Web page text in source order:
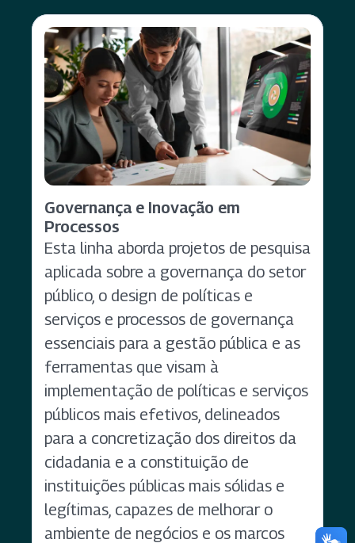
Governança e Inovação em
Processos
Esta linha aborda projetos de pesquisa
aplicada sobre a governança do setor
público, o design de políticas e
serviços e processos de governança
essenciais para a gestão pública e as
ferramentas que visam à
implementação de políticas e serviços
públicos mais efetivos, delineados
para a concretização dos direitos da
cidadania e a constituição de
instituições públicas mais sólidas e
legítimas, capazes de melhorar o
ambiente de negócios e os marcos